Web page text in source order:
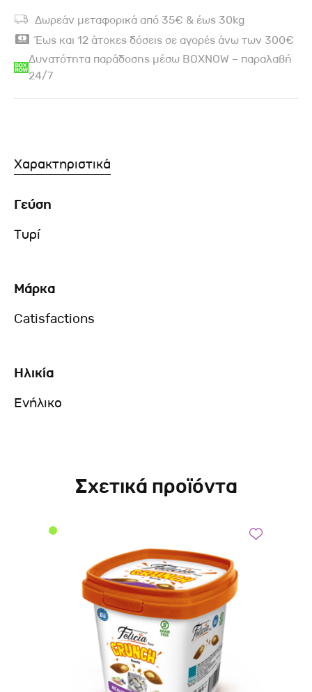
Δωρεάν μεταφορικά από 35€ & έως 30kg
Έως και 12 άτοκες δόσεις σε αγορές άνω των 300€
Δυνατότητα παράδοσης μέσω BOXNOW – παραλαβή
24/7
Χαρακτηριστικά
Γεύση
Τυρί
Μάρκα
Catisfactions
Ηλικία
Ενήλικο
Σχετικά προϊόντα